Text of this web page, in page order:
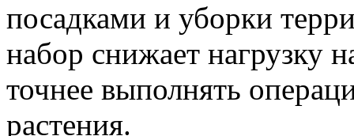
посадками и уборки
набор снижает нагрузку
точнее выполнять
растения.